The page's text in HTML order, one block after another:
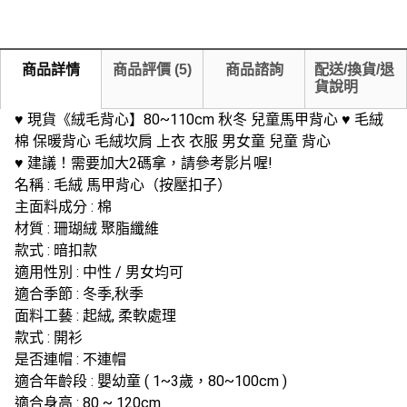
商品詳情 商品評價 (5) 商品諮詢
配送/換貨/退
貨說明
♥ 現貨《絨毛背心】80~110cm 秋冬 兒童馬甲背心 ♥ 毛絨
棉 保暖背心 毛絨坎肩 上衣 衣服 男女童 兒童 背心
♥ 建議！需要加大2碼拿，請參考影片喔!
名稱 : 毛絨 馬甲背心（按壓扣子）
主面料成分 : 棉
材質 : 珊瑚絨 聚脂纖維
款式 : 暗扣款
適用性別 : 中性 / 男女均可
適合季節 : 冬季,秋季
面料工藝 : 起絨, 柔軟處理
款式 : 開衫
是否連帽 : 不連帽
適合年齡段 : 嬰幼童 ( 1~3歲，80~100cm )
適合身高 : 80 ~ 120cm